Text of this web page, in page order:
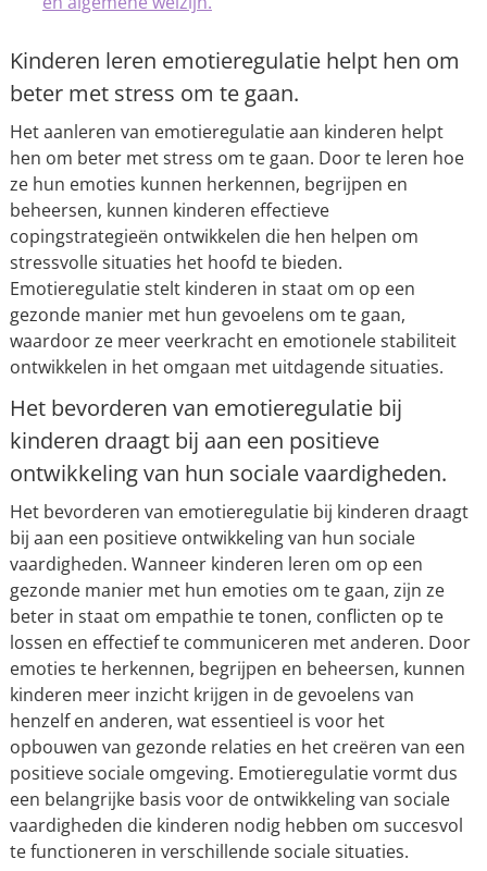
Kinderen leren emotieregulatie helpt hen om
beter met stress om te gaan.
Het aanleren van emotieregulatie aan kinderen helpt
hen om beter met stress om te gaan. Door te leren hoe
ze hun emoties kunnen herkennen, begrijpen en
beheersen, kunnen kinderen effectieve
copingstrategieën ontwikkelen die hen helpen om
stressvolle situaties het hoofd te bieden.
Emotieregulatie stelt kinderen in staat om op een
gezonde manier met hun gevoelens om te gaan,
waardoor ze meer veerkracht en emotionele stabiliteit
ontwikkelen in het omgaan met uitdagende situaties.
Het bevorderen van emotieregulatie bij
kinderen draagt bij aan een positieve
ontwikkeling van hun sociale vaardigheden.
Het bevorderen van emotieregulatie bij kinderen draagt
bij aan een positieve ontwikkeling van hun sociale
vaardigheden. Wanneer kinderen leren om op een
gezonde manier met hun emoties om te gaan, zijn ze
beter in staat om empathie te tonen, conflicten op te
lossen en effectief te communiceren met anderen. Door
emoties te herkennen, begrijpen en beheersen, kunnen
kinderen meer inzicht krijgen in de gevoelens van
henzelf en anderen, wat essentieel is voor het
opbouwen van gezonde relaties en het creëren van een
positieve sociale omgeving. Emotieregulatie vormt dus
een belangrijke basis voor de ontwikkeling van sociale
vaardigheden die kinderen nodig hebben om succesvol
te functioneren in verschillende sociale situaties.